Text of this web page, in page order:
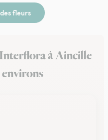
fleurs
à Aincille
environs